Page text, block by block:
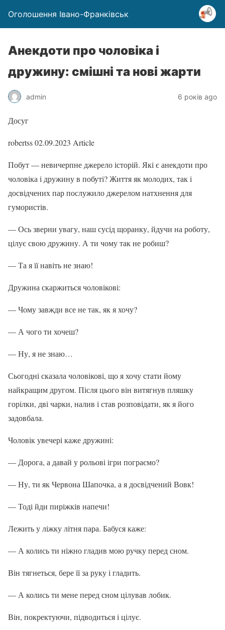
Оголошення Івано-Франківськ
Анекдоти про чоловіка і
дружину: смішні та нові жарти
admin 6 років ago
Досуг
robertss02.09.2023 Article
Побут — невичерпне джерело історій. Які є анекдоти про
чоловіка і дружину в побуті? Життя як молодих, так і
досвідчених пар послужило джерелом натхнення для
гумористів.
— Ось зверни увагу, наш сусід щоранку, йдучи на роботу,
цілує свою дружину. А ти чому так не робиш?
— Та я її навіть не знаю!
Дружина скаржиться чоловікові:
— Чому завжди все не так, як я хочу?
— А чого ти хочеш?
— Ну, я не знаю…
Сьогодні сказала чоловікові, що я хочу стати йому
найкращим другом. Після цього він витягнув пляшку
горілки, дві чарки, налив і став розповідати, як я його
задовбала.
Чоловік увечері каже дружині:
— Дорога, а давай у рольові ігри пограємо?
— Ну, ти як Червона Шапочка, а я досвідчений Вовк!
— Тоді йди пиріжків напечи!
Лежить у ліжку літня пара. Бабуся каже:
— А колись ти ніжно гладив мою ручку перед сном.
Він тягнеться, бере її за руку і гладить.
— А колись ти мене перед сном цілував лобик.
Він, покректуючи, підводиться і цілує.